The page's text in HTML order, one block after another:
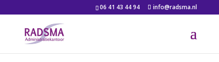
06 41 43 44 94 info@radsma.nl